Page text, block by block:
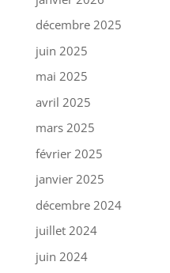
décembre 2025
juin 2025
mai 2025
avril 2025
mars 2025
février 2025
janvier 2025
décembre 2024
juillet 2024
juin 2024